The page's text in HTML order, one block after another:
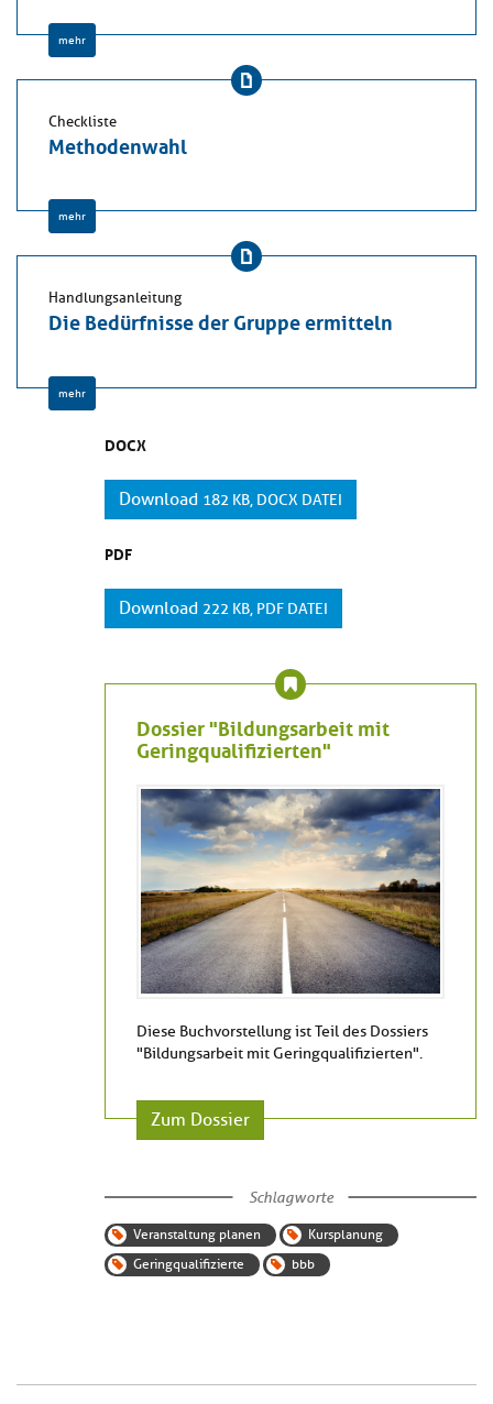
mehr
Checkliste
Methodenwahl
mehr
Handlungsanleitung
Die Bedürfnisse der Gruppe ermitteln
mehr
DOCX
Download 182 KB, DOCX DATEI
PDF
Download 222 KB, PDF DATEI
Dossier "Bildungsarbeit mit
Geringqualifizierten"
Diese Buchvorstellung ist Teil des Dossiers
"Bildungsarbeit mit Geringqualifizierten".
Zum Dossier
Schlagworte
Veranstaltung planen
Kursplanung
Geringqualifizierte
bbb